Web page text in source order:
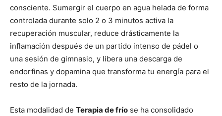
consciente. Sumergir el cuerpo en agua helada de forma
controlada durante solo 2 o 3 minutos activa la
recuperación muscular, reduce drásticamente la
inflamación después de un partido intenso de pádel o
una sesión de gimnasio, y libera una descarga de
endorfinas y dopamina que transforma tu energía para el
resto de la jornada.
Esta modalidad de Terapia de frío se ha consolidado